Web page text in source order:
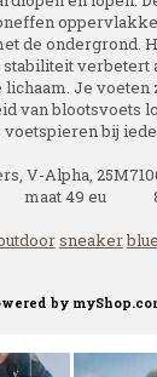
de ondergrond.
verbetert
lichaam. Je
van blootsvoets
bij
V-Alpha,
maat 49 eu
sneakerblue
by